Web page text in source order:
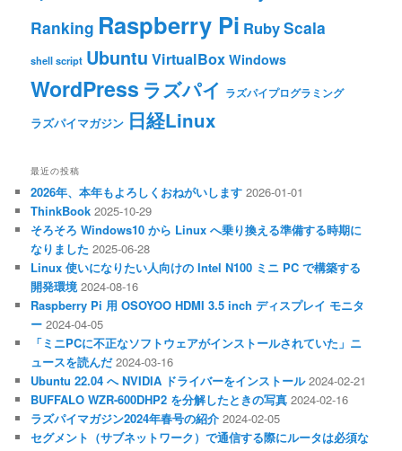
Ranking Raspberry Pi RubyScala
shell script Ubuntu VirtualBox Windows
WordPress ラズパイ ラズパイプログラミング
ラズパイマガジン 日経Linux
最近の投稿
2026年、本年もよろしくおねがいします 2026-01-01
ThinkBook 2025-10-29
そろそろ Windows10 から Linux へ乗り換える準備する時期に
なりました 2025-06-28
Linux 使いになりたい人向けの Intel N100 ミニ PC で構築する
開発環境 2024-08-16
Raspberry Pi 用 OSOYOO HDMI 3.5 inch ディスプレイ モニタ
ー 2024-04-05
「ミニPCに不正なソフトウェアがインストールされていた」ニ
ュースを読んだ 2024-03-16
Ubuntu 22.04 へ NVIDIA ドライバーをインストール 2024-02-21
BUFFALO WZR-600DHP2 を分解したときの写真 2024-02-16
ラズパイマガジン2024年春号の紹介 2024-02-05
セグメント（サブネットワーク）で通信する際にルータは必須な